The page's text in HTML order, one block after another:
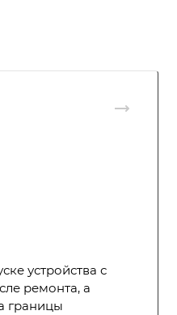
устройства с
ремонта, а
границы